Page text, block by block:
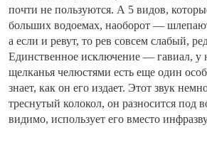
почти не пользуются. А 5 видов,
больших водоемах, наоборот —
а если и ревут, то рев совсем слабый,
Единственное исключение — гавиал, у
щелканья челюстями есть еще один
знает, как он его издает. Этот звук
треснутый колокол, он разносится под
видимо, использует его вместо